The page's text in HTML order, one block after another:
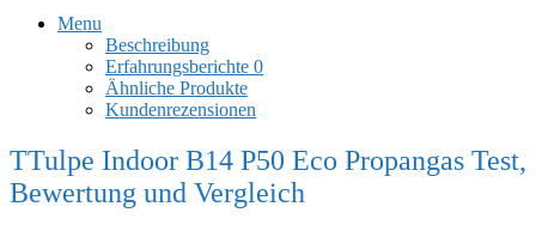
Menu
Beschreibung
Erfahrungsberichte 0
Ähnliche Produkte
Kundenrezensionen
TTulpe Indoor B14 P50 Eco Propangas Test,
Bewertung und Vergleich